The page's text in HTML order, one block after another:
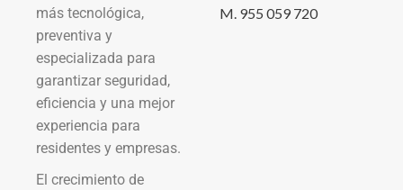
más tecnológica,
preventiva y
especializada para
garantizar seguridad,
eficiencia y una mejor
experiencia para
residentes y empresas.
El crecimiento de
M. 955 059 720